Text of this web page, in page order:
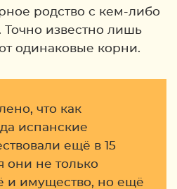
родство с кем-либо
известно лишь
одинаковые корни.
что как
испанские
ещё в 15
они не только
и имущество, но ещё